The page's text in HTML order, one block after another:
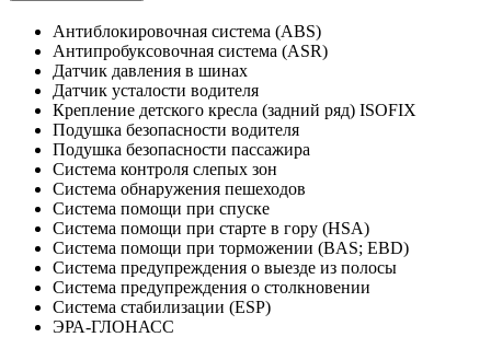
Антиблокировочная система (ABS)
Антипробуксовочная система (ASR)
Датчик давления в шинах
Датчик усталости водителя
Крепление детского кресла (задний ряд) ISOFIX
Подушка безопасности водителя
Подушка безопасности пассажира
Система контроля слепых зон
Система обнаружения пешеходов
Система помощи при спуске
Система помощи при старте в гору (HSA)
Система помощи при торможении (BAS; EBD)
Система предупреждения о выезде из полосы
Система предупреждения о столкновении
Система стабилизации (ESP)
ЭРА-ГЛОНАСС